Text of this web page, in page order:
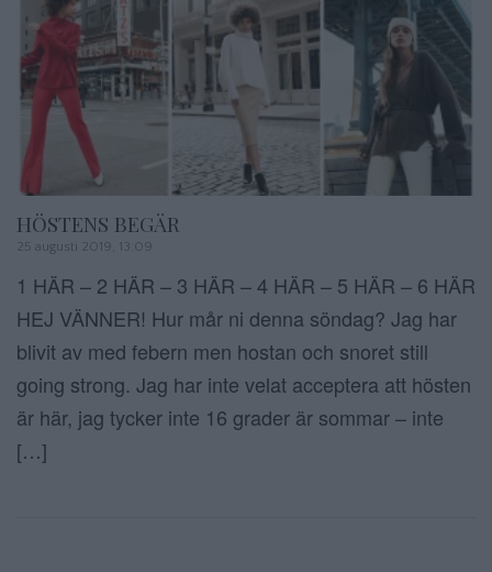
HÖSTENS BEGÄR
25 augusti 2019, 13:09
1 HÄR – 2 HÄR – 3 HÄR – 4 HÄR – 5 HÄR – 6 HÄR
HEJ VÄNNER! Hur mår ni denna söndag? Jag har
blivit av med febern men hostan och snoret still
going strong. Jag har inte velat acceptera att hösten
är här, jag tycker inte 16 grader är sommar – inte
[…]